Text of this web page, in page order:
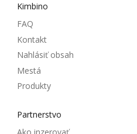
Kimbino
FAQ
Kontakt
Nahlásiť obsah
Mestá
Produkty
Partnerstvo